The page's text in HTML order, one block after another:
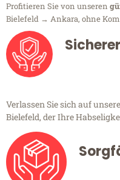
Profitieren Sie von unseren
Bielefeld → Ankara, ohne
Verlassen Sie sich auf
Bielefeld, der Ihre